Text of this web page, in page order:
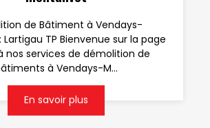
de Bâtiment à Vendays-
TP Bienvenue sur la page
nos services de démolition de
à Vendays-M...
En savoir plus